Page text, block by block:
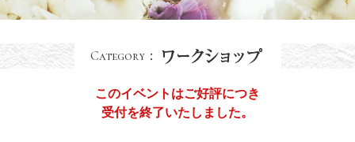
Category：
このイベントはご好評につき
受付を終了いたしました。